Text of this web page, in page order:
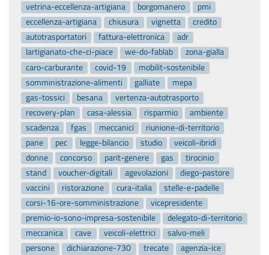
vetrina-eccellenza-artigiana
borgomanero
pmi
eccellenza-artigiana
chiusura vignetta
credito
autotrasportatori
fattura-elettronica
adr
lartigianato-che-ci-piace
we-do-fablab
zona-gialla
caro-carburante
covid-19
mobilit-sostenibile
somministrazione-alimenti
galliate
mepa
gas-tossici
besana
vertenza-autotrasporto
recovery-plan
casa-alessia risparmio
ambiente
scadenza
fgas meccanici
riunione-di-territorio
pane
pec legge-bilancio studio
veicoli-ibridi
donne
concorso parit-genere gas
tirocinio
stand
voucher-digitali agevolazioni
diego-pastore
vaccini
ristorazione cura-italia
stelle-e-padelle
corsi-16-ore-somministrazione
vicepresidente
premio-io-sono-impresa-sostenibile
delegato-di-territorio
meccanica
cave veicoli-elettrici
salvo-meli
persone
dichiarazione-730 trecate
agenzia-ice